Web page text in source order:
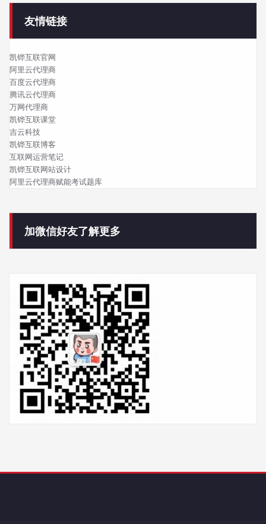
友情链接
凯铧互联官网
阿里云代理商
百度云代理商
腾讯云代理商
万网代理商
凯铧互联课堂
吉云科技
凯铧互联博客
互联网运营笔记
凯铧互联网站设计
阿里云代理商赋能考试题库
加微信好友了解更多